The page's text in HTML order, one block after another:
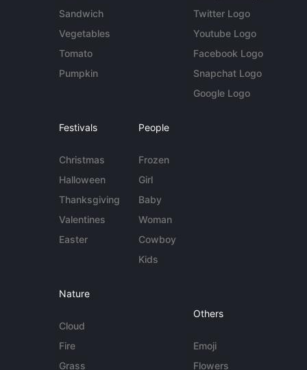
Sandwich
Vegetables
Tomato
Pumpkin
Twitter Logo
Youtube Logo
Facebook Logo
Snapchat Logo
Google Logo
Festivals
Christmas
Halloween
Thanksgiving
Valentines
Easter
People
Frozen
Girl
Baby
Woman
Cowboy
Kids
Nature
Cloud
Fire
Grass
Others
Emoji
Flowers